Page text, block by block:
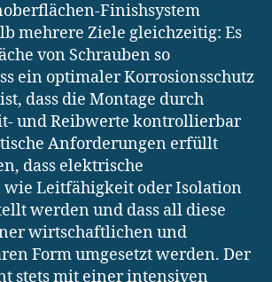
Finishsystem
mehrere Ziele gleichzeitig: Es
von Schrauben so
ein optimaler Korrosionsschutz
dass die Montage durch
und Reibwerte kontrollierbar
Anforderungen erfüllt
dass elektrische
wie Leitfähigkeit oder Isolation
werden und dass all diese
wirtschaftlichen und
Form umgesetzt werden. Der
stets mit einer intensiven